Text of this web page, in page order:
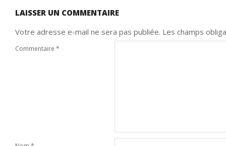
LAISSER UN COMMENTAIRE
Votre adresse e-mail ne sera pas publiée. Les champs
Commentaire *